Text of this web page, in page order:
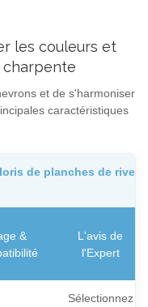
les couleurs et
charpente
et de s'harmoniser
caractéristiques
de planches de rive
&
L'avis de
l'Expert
Sélectionnez